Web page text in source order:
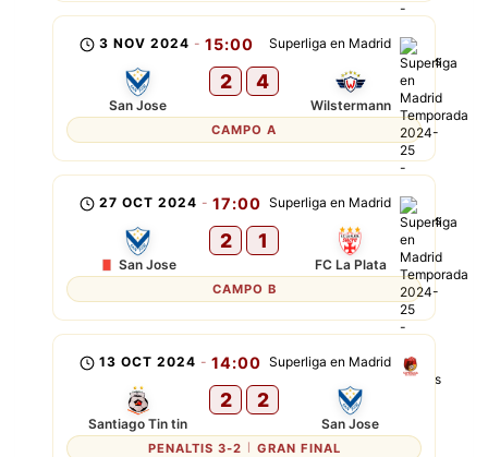
Superliga en Madrid
3 NOV 2024 - 15:00
San Jose
2 4
Wilstermann
CAMPO A
Superliga en Madrid
27 OCT 2024 - 17:00
San Jose
2 1
FC La Plata
CAMPO B
Superliga en Madrid
13 OCT 2024 - 14:00
Santiago Tin tin
2 2
San Jose
PENALTIS 3-2 GRAN FINAL